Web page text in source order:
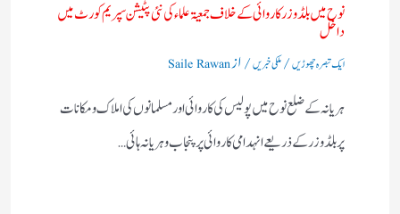
نوح میں بلڈوزر کاروائی کے خلاف جمعیۃ علماء کی نئی پٹیشن سپریم کورٹ میں
داخل
ایک تبصرہ چھوڑیں/ملکی خبریں/ ازSaile Rawan
ہریانہ کے ضلع نوح میں پولیس کی کاروائی اور مسلمانوں کی املاک و مکانات
پر بلڈوزر کے ذریعے انہدامی کاروائی پر پنجاب و ہریانہ ہائی…